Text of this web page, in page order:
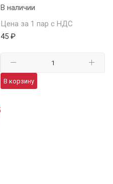
В наличии
Цена за 1 пар с НДС
45 ₽
В корзину